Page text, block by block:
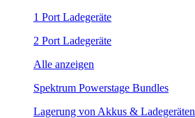
1 Port Ladegeräte
2 Port Ladegeräte
Alle anzeigen
Spektrum Powerstage Bundles
Lagerung von Akkus & Ladegeräten